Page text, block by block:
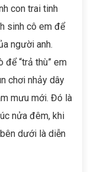
con trai tinh
sinh cô em để
người anh.
để “trả thù” em
chơi nhảy dây
mưu mới. Đó là
nửa đêm, khi
dưới là diễn